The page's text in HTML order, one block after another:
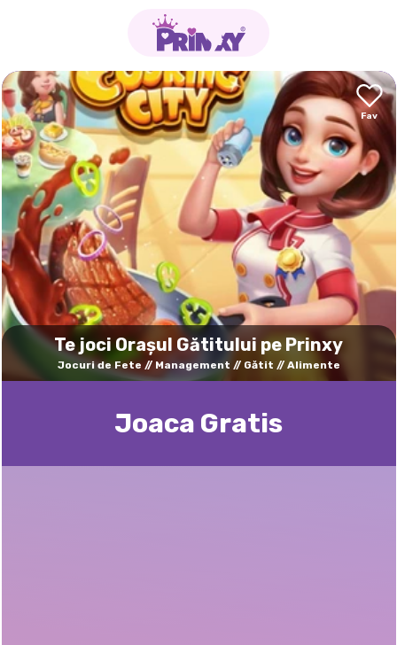
Te joci Orașul Gătitului pe Prinxy
Jocuri de Fete Management Gătit Alimente
Joaca Gratis